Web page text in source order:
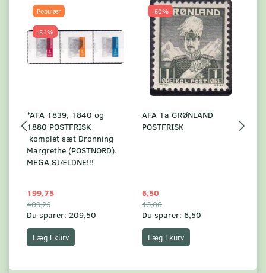
Populær
-51%
*AFA 1839, 1840 og
1880 POSTFRISK
komplet sæt Dronning
Margrethe (POSTNORD).
MEGA SJÆLDNE!!!
199,75
409,25
Du sparer: 209,50
Læg i kurv
-50%
AFA 1a GRØNLAND
POSTFRISK
6,50
13,00
Du sparer: 6,50
Læg i kurv